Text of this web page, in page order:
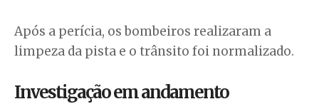
Após a perícia, os bombeiros realizaram a
limpeza da pista e o trânsito foi normalizado.
Investigação em andamento